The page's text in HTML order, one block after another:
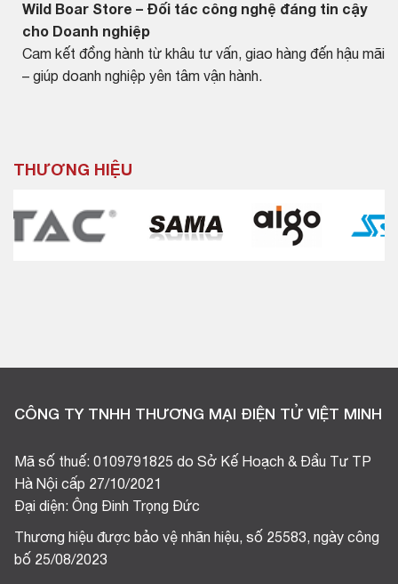
Wild Boar Store – Đối tác công nghệ đáng tin cậy
cho Doanh nghiệp
Cam kết đồng hành từ khâu tư vấn, giao hàng đến hậu mãi
– giúp doanh nghiệp yên tâm vận hành.
THƯƠNG HIỆU
CÔNG TY TNHH THƯƠNG MẠI ĐIỆN TỬ VIỆT MINH
Mã số thuế: 0109791825 do Sở Kế Hoạch & Đầu Tư TP
Hà Nội cấp 27/10/2021
Đại diện: Ông Đinh Trọng Đức
Thương hiệu được bảo vệ nhãn hiệu, số 25583, ngày công
bố 25/08/2023